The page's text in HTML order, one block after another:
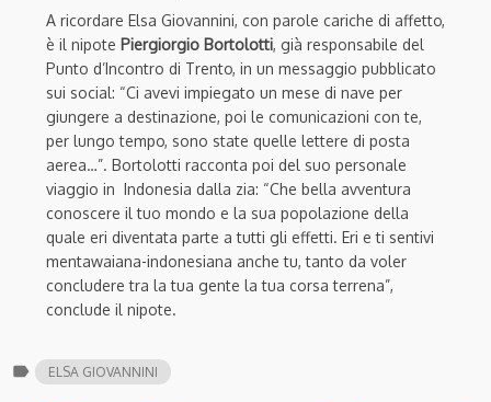
A ricordare Elsa Giovannini, con parole cariche di affetto,
è il nipote Piergiorgio Bortolotti, già responsabile del
Punto d’Incontro di Trento, in un messaggio pubblicato
sui social: “Ci avevi impiegato un mese di nave per
giungere a destinazione, poi le comunicazioni con te,
per lungo tempo, sono state quelle lettere di posta
aerea…”. Bortolotti racconta poi del suo personale
viaggio in Indonesia dalla zia: “Che bella avventura
conoscere il tuo mondo e la sua popolazione della
quale eri diventata parte a tutti gli effetti. Eri e ti sentivi
mentawaiana-indonesiana anche tu, tanto da voler
concludere tra la tua gente la tua corsa terrena”,
conclude il nipote.
label ELSA GIOVANNINI